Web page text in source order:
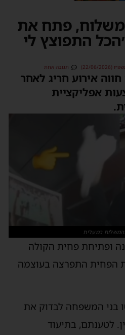
פתח את
התפוצץ לי
06/2026) תגובה אחת
אירוע חריג לאחר
אפליקציית
במעלית
ופתיחת פחית הקולה
הפחית התפרצה בעוצמה
בני המשפחה לבדוק את
לטענתם, בתיעוד